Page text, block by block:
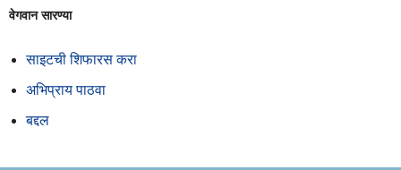
वेगवान सारण्या
साइटची शिफारस करा
अभिप्राय पाठवा
बद्दल